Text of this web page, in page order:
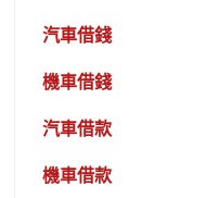
汽車借錢
機車借錢
汽車借款
機車借款